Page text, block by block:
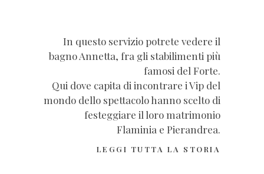
In questo servizio potrete vedere il
bagno Annetta, fra gli stabilimenti più
famosi del Forte.
Qui dove capita di incontrare i Vip del
mondo dello spettacolo hanno scelto di
festeggiare il loro matrimonio
Flaminia e Pierandrea.
LEGGI TUTTA LA STORIA